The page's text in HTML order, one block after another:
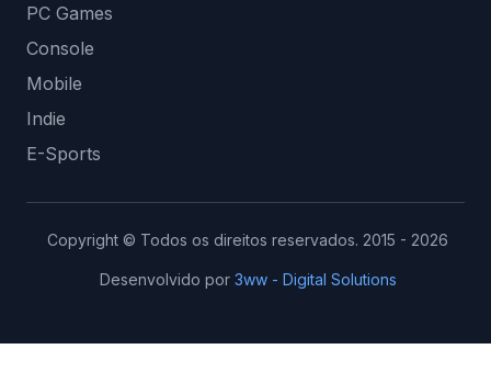
PC Games
Console
Mobile
Indie
E-Sports
Copyright © Todos os direitos reservados. 2015 - 2026
Desenvolvido por 3ww - Digital Solutions